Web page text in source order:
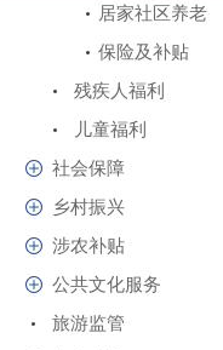
居家社区养老
保险及补贴
残疾人福利
儿童福利
社会保障
乡村振兴
涉农补贴
公共文化服务
旅游监管